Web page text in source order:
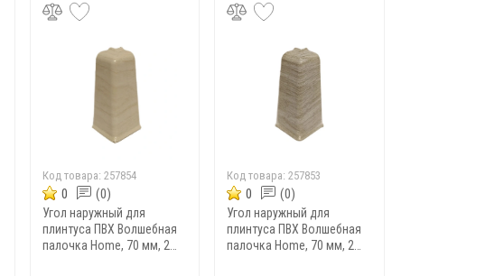
Код товара: 257854
0 (0)
Угол наружный для
плинтуса ПВХ Волшебная
палочка Home, 70 мм, 2
Код товара:257853
0 (0)
Угол наружный для
плинтуса ПВХ Волшебная
палочка Home, 70 мм, 2